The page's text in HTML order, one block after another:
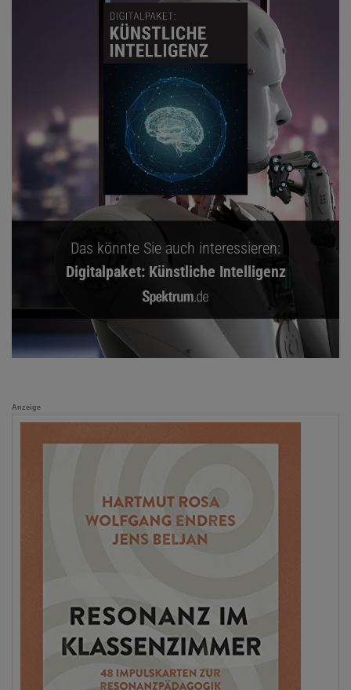
Das könnte Sie auch interessieren:
Digitalpaket: Künstliche Intelligenz
Anzeige